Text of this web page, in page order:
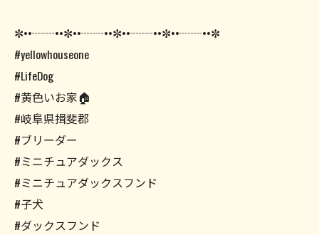
✼••┈┈••✼••┈┈••✼••┈┈••✼••┈┈••✼
#yellowhouseone
#LifeDog
#黄色いお家🏠
#岐阜県揖斐郡
#ブリーダー
#ミニチュアダックス
#ミニチュアダックスフンド
#子犬
#ダックスフンド